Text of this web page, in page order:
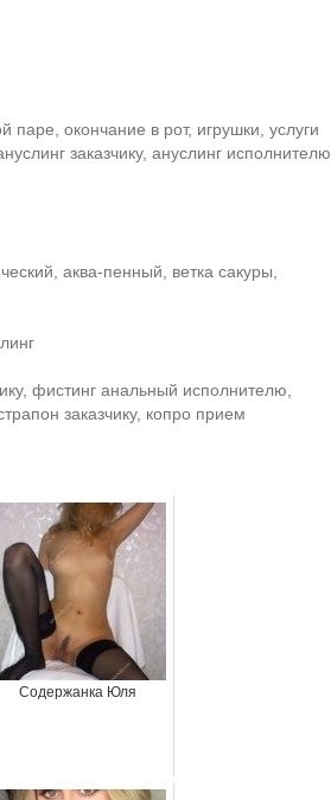
паре, окончание в рот, игрушки, услуги
заказчику, ануслинг исполнителю,
аква-пенный, ветка сакуры,
фистинг анальный исполнителю,
заказчику, копро прием
Содержанка Юля